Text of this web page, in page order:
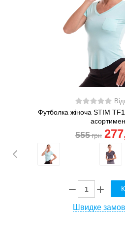
Футболка жіноча STIM
555грн 277
Швидке